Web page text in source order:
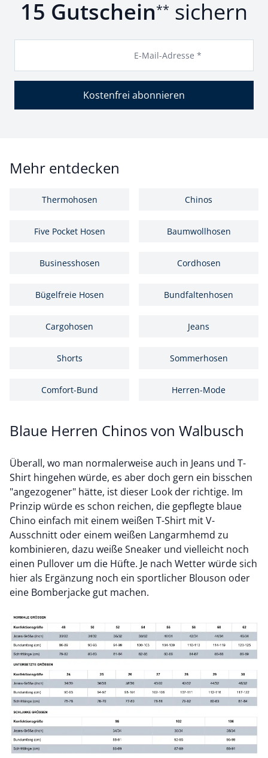
15 Gutschein** sichern
E-Mail-Adresse *
Kostenfrei abonnieren
Mehr entdecken
Thermohosen Chinos
Five Pocket Hosen Baumwollhosen
Businesshosen Cordhosen
Bügelfreie Hosen Bundfaltenhosen
Cargohosen Jeans
Shorts Sommerhosen
Comfort-Bund Herren-Mode
Blaue Herren Chinos von Walbusch
Überall, wo man normalerweise auch in Jeans und T-
Shirt hingehen würde, es aber doch gern ein bisschen
"angezogener" hätte, ist dieser Look der richtige. Im
Prinzip würde es schon reichen, die gepflegte blaue
Chino einfach mit einem weißen T-Shirt mit V-
Ausschnitt oder einem weißen Langarmhemd zu
kombinieren, dazu weiße Sneaker und vielleicht noch
einen Pullover um die Hüfte. Je nach Wetter würde sich
hier als Ergänzung noch ein sportlicher Blouson oder
eine Bomberjacke gut machen.